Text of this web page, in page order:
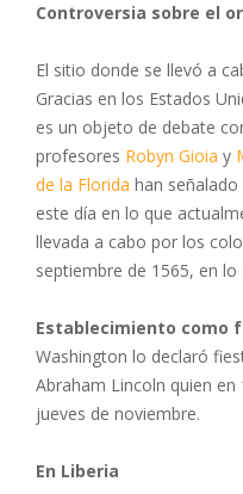
Controversia sobre el
El sitio donde se llevó a
Gracias en los Estados
es un objeto de debate
profesores Robyn Gioia y
de la Florida han
este día en lo que
llevada a cabo por los
septiembre de 1565, en lo
Establecimiento como
Washington lo declaró
Abraham Lincoln quien
jueves de noviembre.
En Liberia